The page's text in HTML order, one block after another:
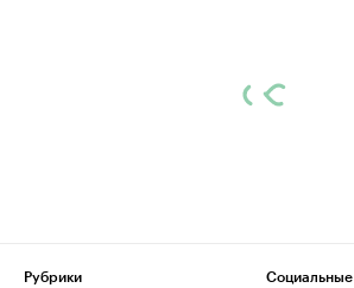
Рубрики
Социальные